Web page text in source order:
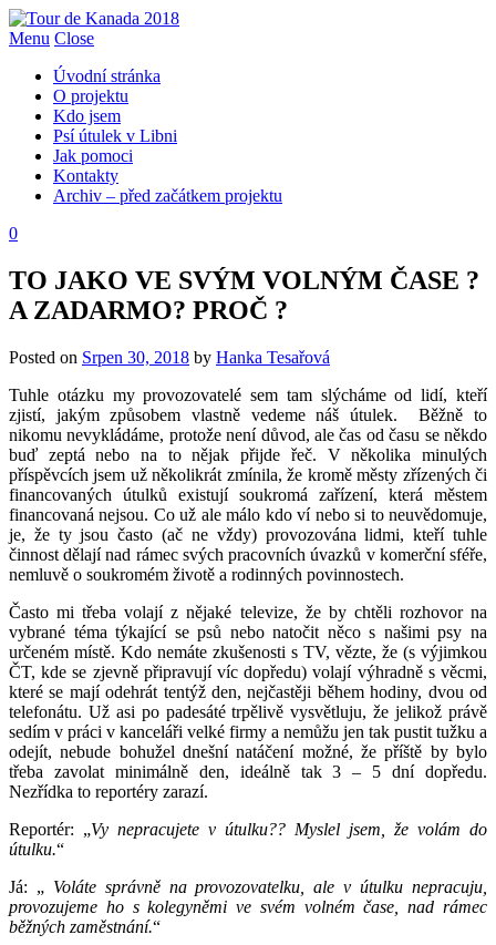
Menu Close
Úvodní stránka
O projektu
Kdo jsem
Psí útulek v Libni
Jak pomoci
Kontakty
Archiv – před začátkem projektu
0
TO JAKO VE SVÝM VOLNÝM ČASE ?
A ZADARMO? PROČ ?
Posted on Srpen 30, 2018 by Hanka Tesařová
Tuhle otázku my provozovatelé sem tam slýcháme od lidí, kteří
zjistí, jakým způsobem vlastně vedeme náš útulek. Běžně to
nikomu nevykládáme, protože není důvod, ale čas od času se někdo
buď zeptá nebo na to nějak přijde řeč. V několika minulých
příspěvcích jsem už několikrát zmínila, že kromě městy zřízených či
financovaných útulků existují soukromá zařízení, která městem
financovaná nejsou. Co už ale málo kdo ví nebo si to neuvědomuje,
je, že ty jsou často (ač ne vždy) provozována lidmi, kteří tuhle
činnost dělají nad rámec svých pracovních úvazků v komerční sféře,
nemluvě o soukromém životě a rodinných povinnostech.
Často mi třeba volají z nějaké televize, že by chtěli rozhovor na
vybrané téma týkající se psů nebo natočit něco s našimi psy na
určeném místě. Kdo nemáte zkušenosti s TV, vězte, že (s výjimkou
ČT, kde se zjevně připravují víc dopředu) volají výhradně s věcmi,
které se mají odehrát tentýž den, nejčastěji během hodiny, dvou od
telefonátu. Už asi po padesáté trpělivě vysvětluju, že jelikož právě
sedím v práci v kanceláři velké firmy a nemůžu jen tak pustit tužku a
odejít, nebude bohužel dnešní natáčení možné, že příště by bylo
třeba zavolat minimálně den, ideálně tak 3 – 5 dní dopředu.
Nezřídka to reportéry zarazí.
Reportér: „Vy nepracujete v útulku?? Myslel jsem, že volám do
útulku.“
Já: „ Voláte správně na provozovatelku, ale v útulku nepracuju,
provozujeme ho s kolegyněmi ve svém volném čase, nad rámec
běžných zaměstnání.“